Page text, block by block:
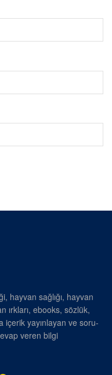
hayvan sağlığı, hayvan
ırkları, ebooks, sözlük,
içerik yayınlayan ve soru-
veren bilgi